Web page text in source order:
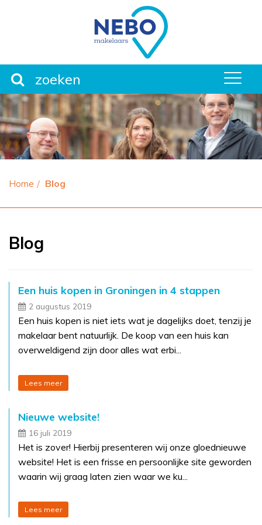
Home Blog
Blog
Een huis kopen in Groningen in 4 stappen
2 augustus 2019
Een huis kopen is niet iets wat je dagelijks doet, tenzij je
makelaar bent natuurlijk. De koop van een huis kan
overweldigend zijn door alles wat erbi...
Lees meer
Nieuwe website!
16 juli 2019
Het is zover! Hierbij presenteren wij onze gloednieuwe
website! Het is een frisse en persoonlijke site geworden
waarin wij graag laten zien waar we ku...
Lees meer